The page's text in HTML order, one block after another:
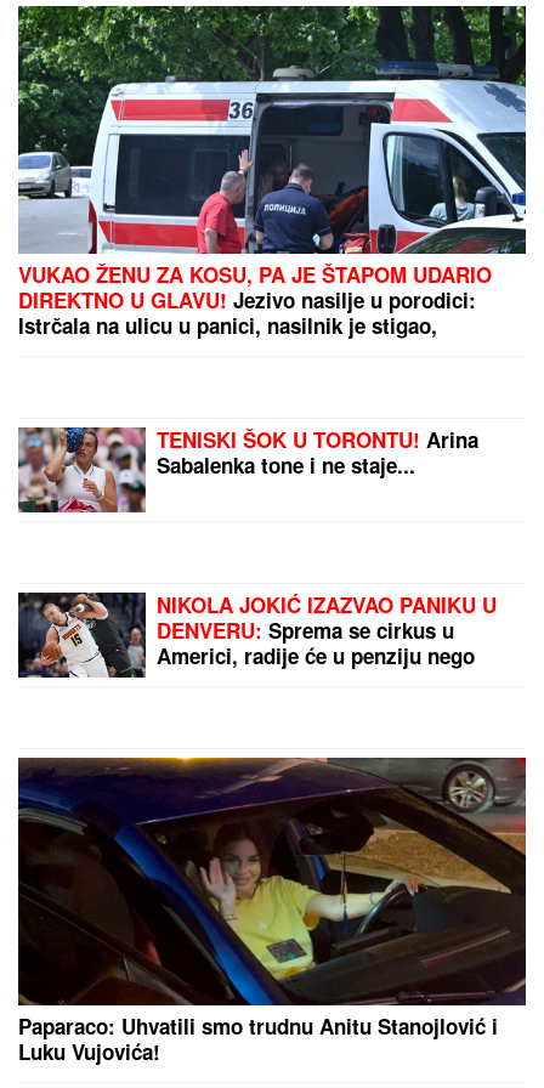
PREPORUKA ZA VAS
"ILIJAN UŽIVA KAO PRINC, NE ISPUŠTAMO GA IZ
(FOTO) FLUORESCENTNI BIKINI I
CRVENI OGRTAČ NA VATRENOJ
PLAVUŠI
Ćerka Jasne Milenković
Jami izazvala kolaps na letovanju,
pokazala kako uživa